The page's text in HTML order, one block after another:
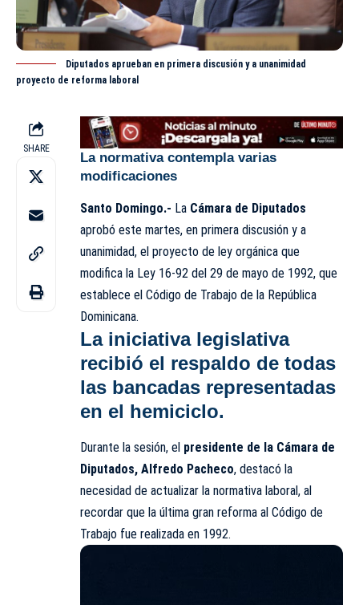
Diputados aprueban en primera discusión y a unanimidad
proyecto de reforma laboral
SHARE
La normativa contempla varias
modificaciones
Santo Domingo.- La Cámara de Diputados
aprobó este martes, en primera discusión y a
unanimidad, el proyecto de ley orgánica que
modifica la Ley 16-92 del 29 de mayo de 1992, que
establece el Código de Trabajo de la República
Dominicana.
La iniciativa legislativa
recibió el respaldo de todas
las bancadas representadas
en el hemiciclo.
Durante la sesión, el presidente de la Cámara de
Diputados, Alfredo Pacheco, destacó la
necesidad de actualizar la normativa laboral, al
recordar que la última gran reforma al Código de
Trabajo fue realizada en 1992.